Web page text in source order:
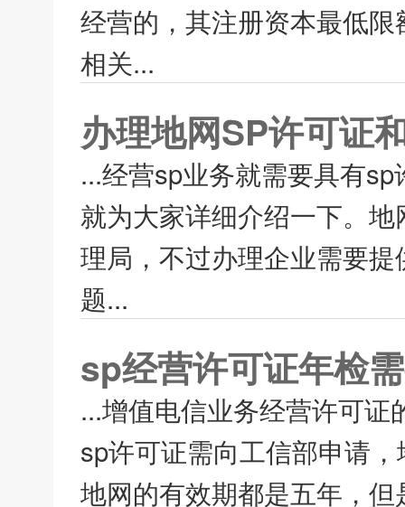
经营的，其注册资本最低
相关...
办理地网SP许可证
...经营sp业务就需要具有
就为大家详细介绍一下。
理局，不过办理企业需要
题...
sp经营许可证年检
...增值电信业务经营许可
sp许可证需向工信部申请
地网的有效期都是五年，